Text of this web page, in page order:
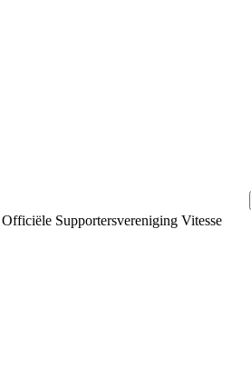
Supportersvereniging Vitesse